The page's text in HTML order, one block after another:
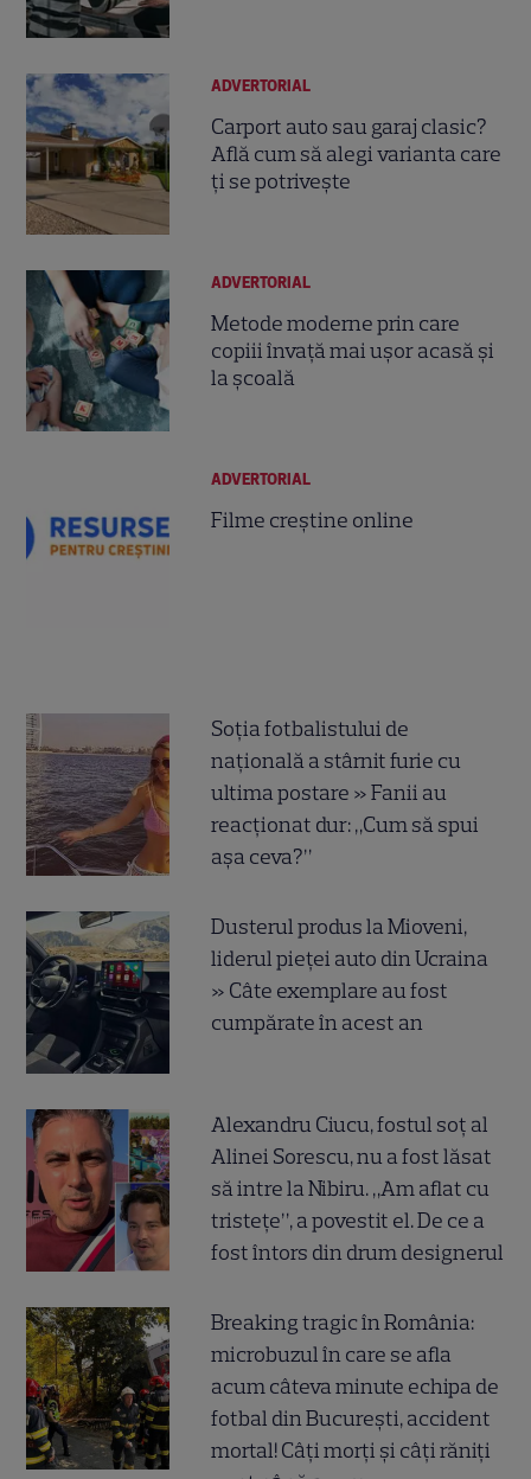
ADVERTORIAL
Carport auto sau garaj clasic?
Află cum să alegi varianta care
ți se potrivește
ADVERTORIAL
Metode moderne prin care
copiii învață mai ușor acasă și
la școală
ADVERTORIAL
Filme creștine online
Soția fotbalistului de
națională a stârnit furie cu
ultima postare » Fanii au
reacționat dur: „Cum să spui
așa ceva?”
Dusterul produs la Mioveni,
liderul pieței auto din Ucraina
» Câte exemplare au fost
cumpărate în acest an
Alexandru Ciucu, fostul soț al
Alinei Sorescu, nu a fost lăsat
să intre la Nibiru. „Am aflat cu
tristețe”, a povestit el. De ce a
fost întors din drum designerul
Breaking tragic în România:
microbuzul în care se afla
acum câteva minute echipa de
fotbal din București, accident
mortal! Câți morți și câți răniți